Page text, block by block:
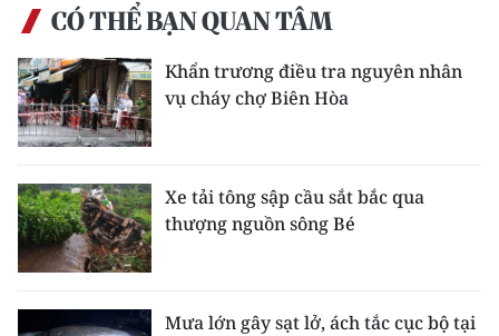
CÓ THỂ BẠN QUAN TÂM
Khẩn trương điều tra nguyên nhân
vụ cháy chợ Biên Hòa
Xe tải tông sập cầu sắt bắc qua
thượng nguồn sông Bé
Mưa lớn gây sạt lở, ách tắc cục bộ tại